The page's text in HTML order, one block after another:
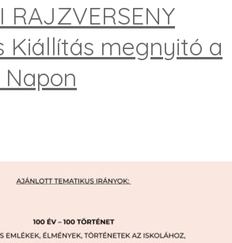
RAJZVERSENY
Kiállítás megnyitó a